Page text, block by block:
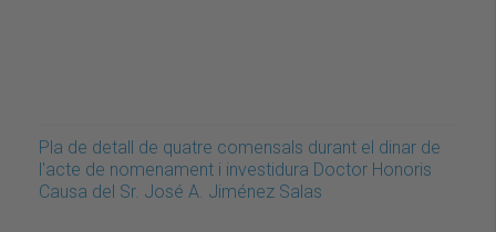
Pla de detall de quatre comensals durant el dinar de
l'acte de nomenament i investidura Doctor Honoris
Causa del Sr. José A. Jiménez Salas